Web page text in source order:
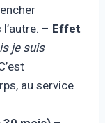
– Effet
je suis
au service